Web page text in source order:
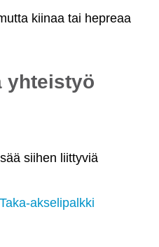
siihen liittyviä
Taka-akselipalkki
kiinaa tai hepreaa
yhteistyö